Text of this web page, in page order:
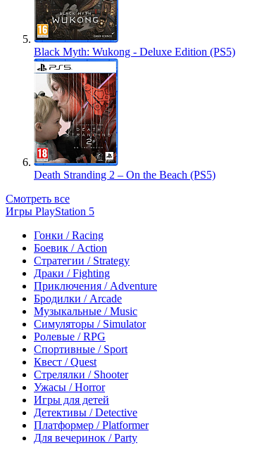
Black Myth: Wukong - Deluxe Edition (PS5)
Death Stranding 2 – On the Beach (PS5)
Смотреть все
Игры PlayStation 5
Гонки / Racing
Боевик / Action
Стратегии / Strategy
Драки / Fighting
Приключения / Adventure
Бродилки / Arcade
Музыкальные / Music
Симуляторы / Simulator
Ролевые / RPG
Спортивные / Sport
Квест / Quest
Стрелялки / Shooter
Ужасы / Horror
Игры для детей
Детективы / Detective
Платформер / Platformer
Для вечеринок / Party